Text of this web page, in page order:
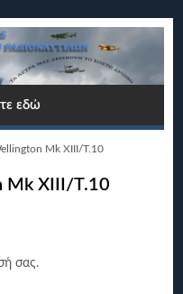
εδώ
Mk XIIΙ/T.10
Mk XIIΙ/T.10
σας.